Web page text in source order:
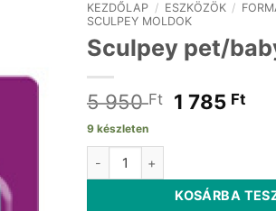
KEZDŐLAP / ESZKÖZÖK /
SCULPEY MOLDOK
Sculpey pet/
5 950Ft
Original
950 Ft.
1 785 Ft
9 készleten
KOSÁRBA